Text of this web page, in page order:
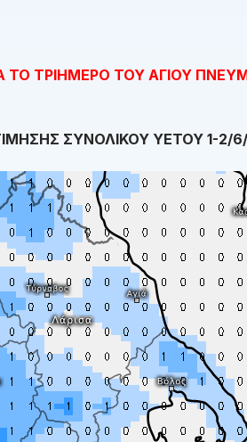
ΤΟ ΤΡΙΗΜΕΡΟ ΤΟΥ ΑΓΙΟΥ
ΣΥΝΟΛΙΚΟΥ ΥΕΤΟΥ 1-2/